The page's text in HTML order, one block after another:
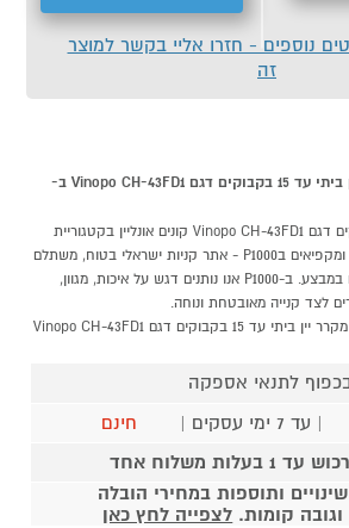
נוספים - חזרו אליי בקשר למוצר
זה
למה כדאי לקנות מקרר יין ביתי עד 15 בקבוקים דגם Vinopo CH-43FD1 ב-
מקרר יין ביתי עד 15 בקבוקים דגם Vinopo CH-43FD1 קונים אונליין בקטגוריית
מקררי יין במחלקת מקררים ומקפיאים בP1000 - אתר קניות ישראלי בטוח, משתלם
ונוח המציע מוצרים מומלצים במבצע. ב-P1000 אנו נותנים דגש על איכות, מגוון,
לצד קנייה מאובטחת ונוחה.
אצלנו, קניות באינטרנט של מקרר יין ביתי עד 15 בקבוקים דגם Vinopo CH-43FD1
לתנאי אספקה
| עד 7 ימי עסקים |
חינם
משלוח אחד
ותוספות במחירי הובלה
קומות. לצפייה לחץ כאן